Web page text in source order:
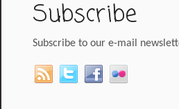
Subscribe
Subscribe to our e-mail